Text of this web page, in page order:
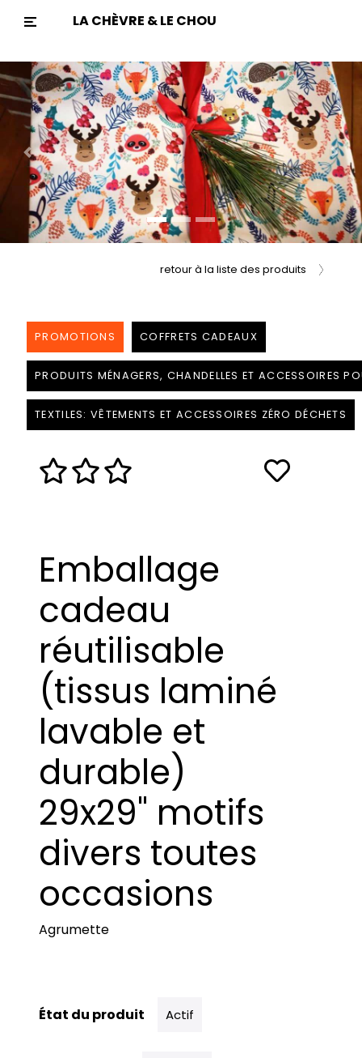
LA CHÈVRE & LE CHOU
Previous Next
PROMOTIONS COFFRETS CADEAUX
PRODUITS MÉNAGERS, CHANDELLES ET ACCESSOIRES
TEXTILES: VÊTEMENTS ET ACCESSOIRES ZÉRO DÉCHETS
retour à la liste des produits
Emballage
cadeau
réutilisable
(tissus laminé
lavable et
durable)
29x29" motifs
divers toutes
occasions
Agrumette
État du produit Actif